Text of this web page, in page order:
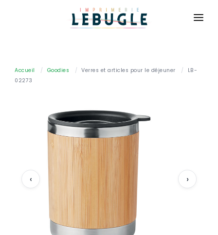
BASIQUE
Cartes de correspondance
Dépliants
Affiches
Billetterie
Calendriers
CONTACT
DEVIS GRATUIT
Accueil / Goodies / Verres et articles pour le déjeuner /
LB-
02273
‹ ›